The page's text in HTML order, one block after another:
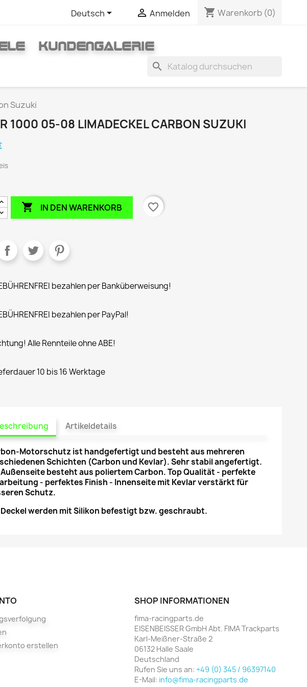
Deutsch  Anmelden shopping_cart Warenkorb (0)
KUNDENGALERIE
search
Suzuki
1000 05-08 LIMADECKEL CARBON SUZUKI
 IN DEN WARENKORB favorite_border
bezahlen per Banküberweisung!
bezahlen per PayPal!
Alle Rennteile ohne ABE!
10 bis 16 Werktage
Artikeldetails
Motorschutz ist handgefertigt und besteht aus mehreren
Schichten (Carbon und Kevlar). Sehr stabil angefertigt.
Außenseite besteht aus poliertem Carbon. Top Qualität - perfekte
- perfektes Finish - Innenseite mit Kevlar verstärkt für
Schutz.
Deckel werden mit Silikon befestigt bzw. geschraubt.
erstellen
SHOP INFORMATIONEN
fima-racingparts.de
EISENBEISSER GmbH Abt. FIMA Trackparts
Karl-Meißner-Straße 2
06132 Halle Saale
Deutschland
Rufen Sie uns an:+49 (0) 345 / 96397140
E-Mail: info@fima-racingparts.de